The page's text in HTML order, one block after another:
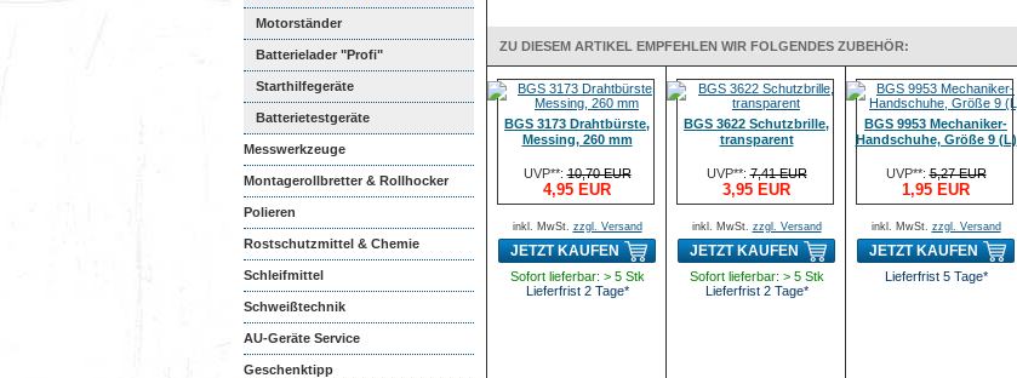
Motorständer
Batterielader "Profi"
Starthilfegeräte
Batterietestgeräte
Messwerkzeuge
Montagerollbretter & Rollhocker
Polieren
Rostschutzmittel & Chemie
Schleifmittel
Schweißtechnik
AU-Geräte Service
Geschenktipp
ZU DIESEM ARTIKEL EMPFEHLEN WIR FOLGENDES ZUBEHÖR:
BGS 3173 Drahtbürste,
Messing, 260 mm
UVP**:10,70 EUR
4,95 EUR
inkl. MwSt. zzgl. Versand
JETZT KAUFEN
Sofort lieferbar: > 5 Stk
Lieferfrist 2 Tage*
BGS 3622 Schutzbrille,
transparent
UVP**:7,41 EUR
3,95 EUR
inkl. MwSt. zzgl. Versand
JETZT KAUFEN
Sofort lieferbar: > 5 Stk
Lieferfrist 2 Tage*
BGS 9953 Mechaniker-
Handschuhe, Größe 9 (L)
UVP**:5,27 EUR
1,95 EUR
inkl. MwSt. zzgl. Versand
JETZT KAUFEN
Lieferfrist 5 Tage*